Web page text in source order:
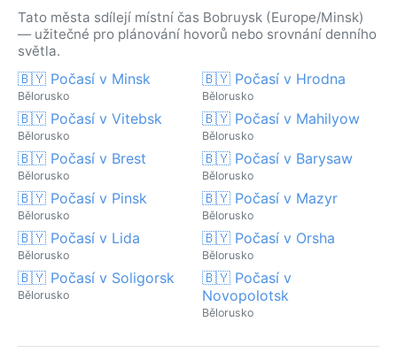
Tato města sdílejí místní čas Bobruysk (Europe/Minsk)
— užitečné pro plánování hovorů nebo srovnání denního
světla.
🇧🇾 Počasí v Minsk
Bělorusko
🇧🇾 Počasí v Hrodna
Bělorusko
🇧🇾 Počasí v Vitebsk
Bělorusko
🇧🇾 Počasí v Mahilyow
Bělorusko
🇧🇾 Počasí v Brest
Bělorusko
🇧🇾 Počasí v Barysaw
Bělorusko
🇧🇾 Počasí v Pinsk
Bělorusko
🇧🇾 Počasí v Mazyr
Bělorusko
🇧🇾 Počasí v Lida
Bělorusko
🇧🇾 Počasí v Orsha
Bělorusko
🇧🇾 Počasí v Soligorsk
Bělorusko
🇧🇾 Počasí v
Novopolotsk
Bělorusko